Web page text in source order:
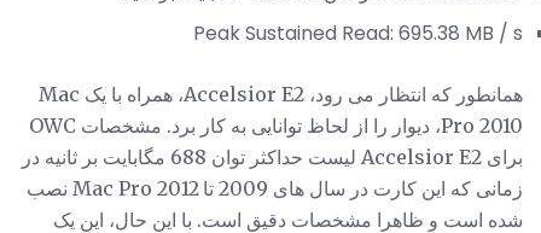
Peak Sustained Read: 695.38 MB / s
همانطور که انتظار می رود، Accelsior E2، همراه با یک Mac
Pro 2010، دیوار را از لحاظ توانایی به کار برد. مشخصات OWC
برای Accelsior E2 لیست حداکثر توان 688 مگابایت بر ثانیه در
زمانی که این کارت در سال های 2009 تا 2012 Mac Pro نصب
شده است و ظاهرا مشخصات دقیق است. با این حال، این یک